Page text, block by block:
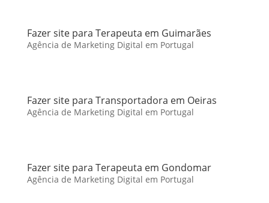
Fazer site para Terapeuta em Guimarães
Agência de Marketing Digital em Portugal
Fazer site para Transportadora em Oeiras
Agência de Marketing Digital em Portugal
Fazer site para Terapeuta em Gondomar
Agência de Marketing Digital em Portugal